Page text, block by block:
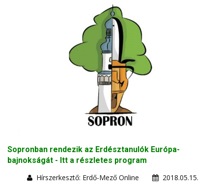
Sopronban rendezik az Erdésztanulók Európa-
bajnokságát - Itt a részletes program
Hírszerkesztő: Erdő-Mező Online
2018.05.15.